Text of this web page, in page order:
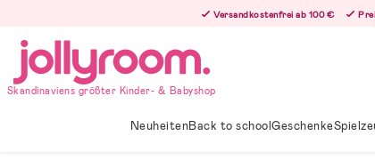
innehållet
Versandkostenfrei ab 100 €
Skandinaviens größter Kinder- & Babyshop
NeuheitenBack to schoolGeschenke